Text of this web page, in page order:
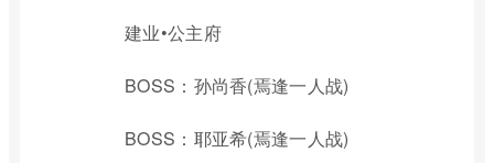
建业•公主府
BOSS：孙尚香(焉逢一人战)
BOSS：耶亚希(焉逢一人战)